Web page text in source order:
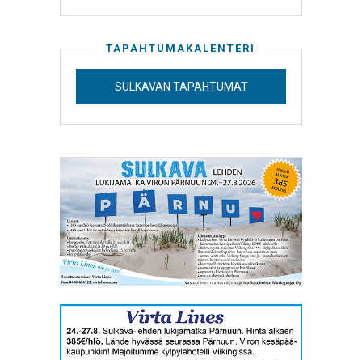
TAPAHTUMAKALENTERI
SULKAVAN TAPAHTUMAT